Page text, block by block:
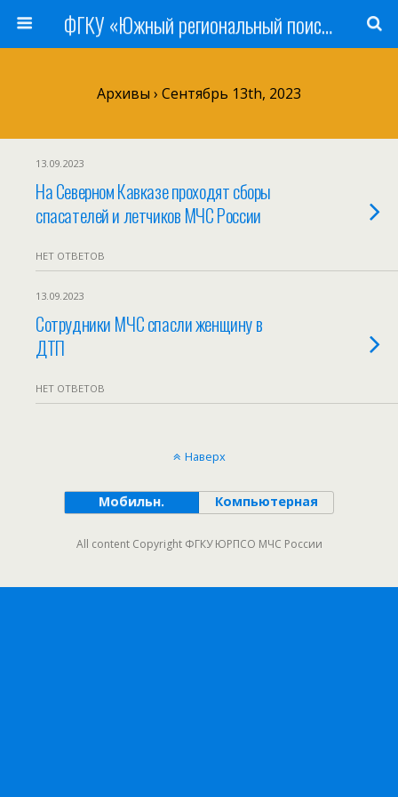
ФГКУ «Южный региональный поисково-спасательный отряд» МЧС России
Архивы › Сентябрь 13th, 2023
13.09.2023
На Северном Кавказе проходят сборы
спасателей и летчиков МЧС России
НЕТ ОТВЕТОВ
13.09.2023
Сотрудники МЧС спасли женщину в
ДТП
НЕТ ОТВЕТОВ
Наверх
Мобильн. Компьютерная
All content Copyright ФГКУ ЮРПСО МЧС России